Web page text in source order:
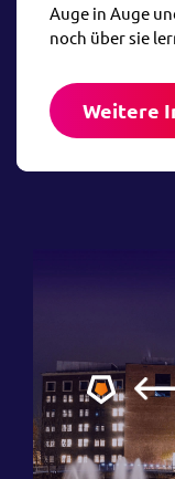
Auge in Auge
noch über sie
Weitere